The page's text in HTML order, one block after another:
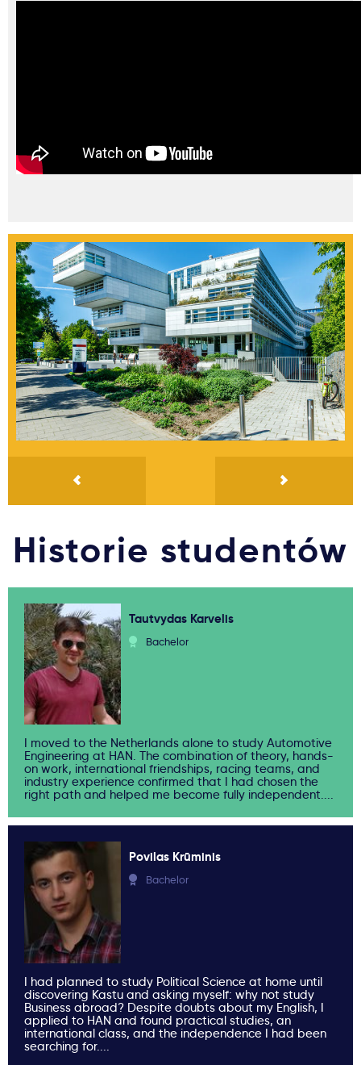
Historie studentów
Tautvydas Karvelis
Bachelor
I moved to the Netherlands alone to study Automotive
Engineering at HAN. The combination of theory, hands-
on work, international friendships, racing teams, and
industry experience confirmed that I had chosen the
right path and helped me become fully independent....
Povilas Krūminis
Bachelor
I had planned to study Political Science at home until
discovering Kastu and asking myself: why not study
Business abroad? Despite doubts about my English, I
applied to HAN and found practical studies, an
international class, and the independence I had been
searching for....